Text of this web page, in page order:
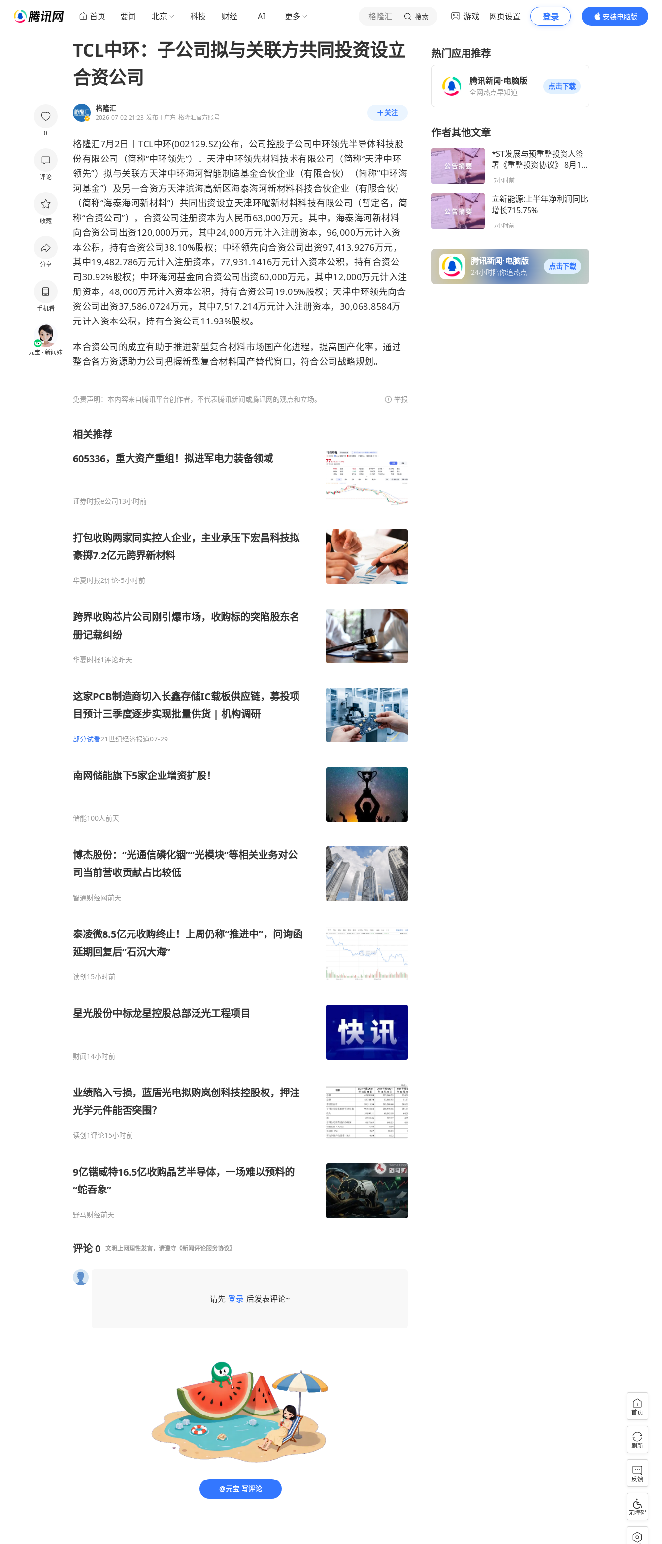
首页 要闻 北京 科技 财经 AI 更多 格隆汇 搜索 游戏 网页设置 登录
安装电脑版
内容更精彩
0
评论
收藏
分享
手机看
元宝 · 新闻妹
TCL中环：子公司拟与关联方共同投资设立
合资公司
格隆汇
2026-07-02 21:23 发布于广东 格隆汇官方账号
关注
格隆汇7月2日丨 TCL中环(002129.SZ)公布， 公司控股子公司中环领先半导体科技股
份有限公司（简称“中环领先”）、天津中环领先材料技术有限公司（简称“天津中环
领先”）拟与关联方天津中环海河智能制造基金合伙企业（有限合伙）（简称“中环海
河基金”）及另一合资方天津滨海高新区海泰海河新材料科技合伙企业（有限合伙）
（简称“海泰海河新材料”）共同出资设立天津环曜新材料科技有限公司（暂定名，简
称“合资公司”），合资公司注册资本为人民币63,000万元。其中，海泰海河新材料
向合资公司出资120,000万元，其中24,000万元计入注册资本，96,000万元计入资
本公积，持有合资公司38.10%股权；中环领先向合资公司出资97,413.9276万元，
其中19,482.786万元计入注册资本，77,931.1416万元计入资本公积，持有合资公
司30.92%股权；中环海河基金向合资公司出资60,000万元，其中12,000万元计入注
册资本，48,000万元计入资本公积，持有合资公司19.05%股权；天津中环领先向合
资公司出资37,586.0724万元，其中7,517.214万元计入注册资本，30,068.8584万
元计入资本公积，持有合资公司11.93%股权。
本合资公司的成立有助于推进新型复合材料市场国产化进程，提高国产化率，通过
整合各方资源助力公司把握新型复合材料国产替代窗口，符合公司战略规划。
免责声明：本内容来自腾讯平台创作者，不代表腾讯新闻或腾讯网的观点和立场。 举报
相关推荐
605336，重大资产重组！拟进军电力装备领域
证券时报e公司13小时前
打包收购两家同实控人企业，主业承压下宏昌科技拟
豪掷7.2亿元跨界新材料
华夏时报2评论-5小时前
跨界收购芯片公司刚引爆市场，收购标的突陷股东名
册记载纠纷
华夏时报1评论昨天
这家PCB制造商切入长鑫存储IC载板供应链，募投项
目预计三季度逐步实现批量供货 | 机构调研
部分试看21世纪经济报道07-29
南网储能旗下5家企业增资扩股！
储能100人前天
博杰股份：“光通信磷化铟”“光模块”等相关业务对公
司当前营收贡献占比较低
智通财经网前天
泰凌微8.5亿元收购终止！上周仍称“推进中”，问询函
延期回复后“石沉大海”
读创15小时前
星光股份中标龙星控股总部泛光工程项目
财闻14小时前
业绩陷入亏损，蓝盾光电拟购岚创科技控股权，押注
光学元件能否突围？
读创1评论15小时前
9亿锴威特16.5亿收购晶艺半导体，一场难以预料的
“蛇吞象”
野马财经前天
评论0 文明上网理性发言，请遵守 《新闻评论服务协议》
请先 登录 后发表评论~
@元宝 写评论
热门应用推荐
腾讯新闻·电脑版
全网热点早知道
点击下载
作者其他文章
*ST发展与预重整投资人签
署《重整投资协议》 8月10
日起复牌
-7小时前
立新能源:上半年净利润同比
增长715.75%
-7小时前
腾讯新闻·电脑版
24小时陪你追热点
点击下载
首页
刷新
反馈
无障碍